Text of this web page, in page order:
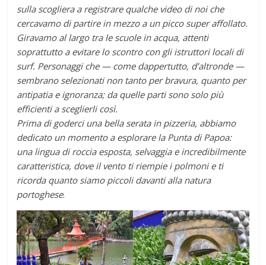
sulla scogliera a registrare qualche video di noi che
cercavamo di partire in mezzo a un picco super affollato.
Giravamo al largo tra le scuole in acqua, attenti
soprattutto a evitare lo scontro con gli istruttori locali di
surf. Personaggi che — come dappertutto, d’altronde —
sembrano selezionati non tanto per bravura, quanto per
antipatia e ignoranza; da quelle parti sono solo più
efficienti a sceglierli così.
Prima di goderci una bella serata in pizzeria, abbiamo
dedicato un momento a esplorare la Punta di Papoa:
una lingua di roccia esposta, selvaggia e incredibilmente
caratteristica, dove il vento ti riempie i polmoni e ti
ricorda quanto siamo piccoli davanti alla natura
portoghese.